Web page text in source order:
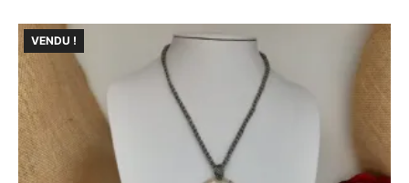
VENDU !